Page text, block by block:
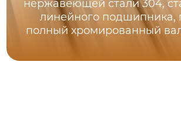
нержавеющей стали 304,
линейного подшипника,
полный хромированный